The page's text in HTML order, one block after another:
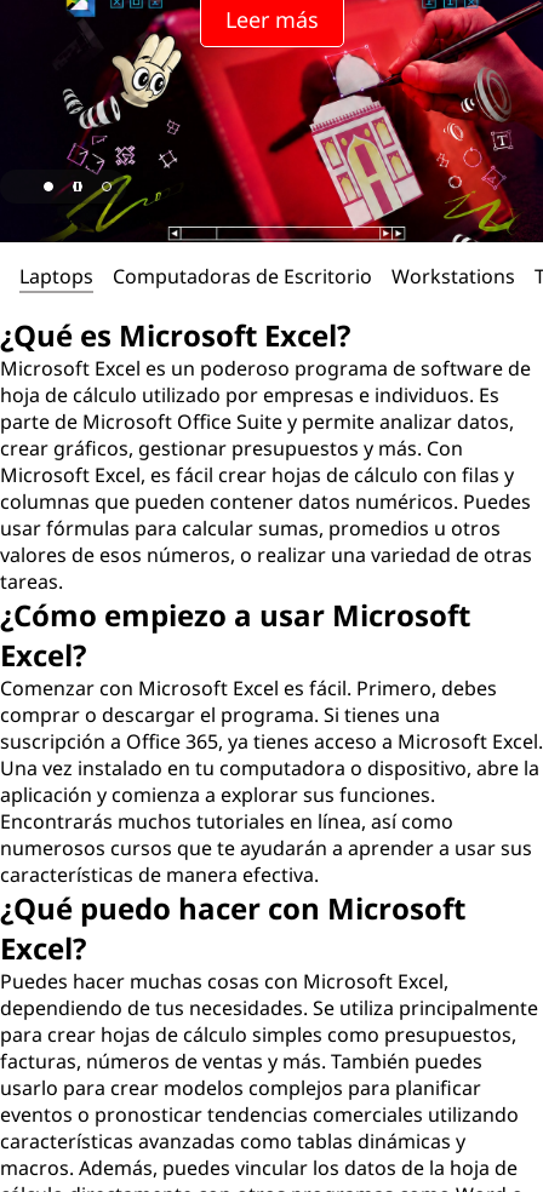
E
x
c
e
l
?
Leer más
Laptops Computadoras de Escritorio Workstations
¿Qué es Microsoft Excel?
Microsoft Excel es un poderoso programa de software de
hoja de cálculo utilizado por empresas e individuos. Es
parte de Microsoft Office Suite y permite analizar datos,
crear gráficos, gestionar presupuestos y más. Con
Microsoft Excel, es fácil crear hojas de cálculo con filas y
columnas que pueden contener datos numéricos. Puedes
usar fórmulas para calcular sumas, promedios u otros
valores de esos números, o realizar una variedad de otras
tareas.
¿Cómo empiezo a usar Microsoft
Excel?
Comenzar con Microsoft Excel es fácil. Primero, debes
comprar o descargar el programa. Si tienes una
suscripción a Office 365, ya tienes acceso a Microsoft Excel.
Una vez instalado en tu computadora o dispositivo, abre la
aplicación y comienza a explorar sus funciones.
Encontrarás muchos tutoriales en línea, así como
numerosos cursos que te ayudarán a aprender a usar sus
características de manera efectiva.
¿Qué puedo hacer con Microsoft
Excel?
Puedes hacer muchas cosas con Microsoft Excel,
dependiendo de tus necesidades. Se utiliza principalmente
para crear hojas de cálculo simples como presupuestos,
facturas, números de ventas y más. También puedes
usarlo para crear modelos complejos para planificar
eventos o pronosticar tendencias comerciales utilizando
características avanzadas como tablas dinámicas y
macros. Además, puedes vincular los datos de la hoja de